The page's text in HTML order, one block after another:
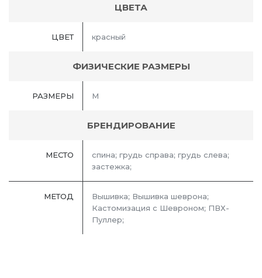
ЦВЕТА
ЦВЕТ красный
ФИЗИЧЕСКИЕ РАЗМЕРЫ
РАЗМЕРЫ M
БРЕНДИРОВАНИЕ
МЕСТО
спина; грудь справа; грудь слева;
застежка;
МЕТОД
Вышивка; Вышивка шеврона;
Кастомизация с Шевроном; ПВХ-
Пуллер;